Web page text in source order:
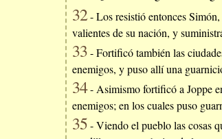
32- Los resistió entonces
valientes de su nación, y
33- Fortificó también las
enemigos, y puso allí una
34- Asimismo fortificó a Joppe
enemigos; en los cuales puso
35- Viendo el pueblo las cosas